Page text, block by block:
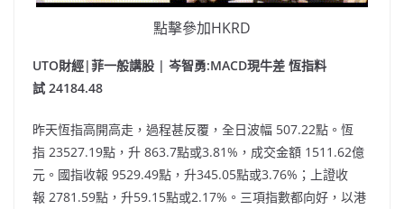
點擊參加HKRD
UTO財經|菲一般講股 | 岑智勇:MACD現牛差 恆指料
試 24184.48
昨天恆指高開高走，過程甚反覆，全日波幅 507.22點。恆
指 23527.19點，升 863.7點或3.81%，成交金額 1511.62億
元。國指收報 9529.49點，升345.05點或3.76%；上證收
報 2781.59點，升59.15點或2.17%。三項指數都向好，以港